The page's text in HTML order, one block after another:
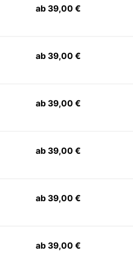
ab 39,00 €
ab 39,00 €
ab 39,00 €
ab 39,00 €
ab 39,00 €
ab 39,00 €